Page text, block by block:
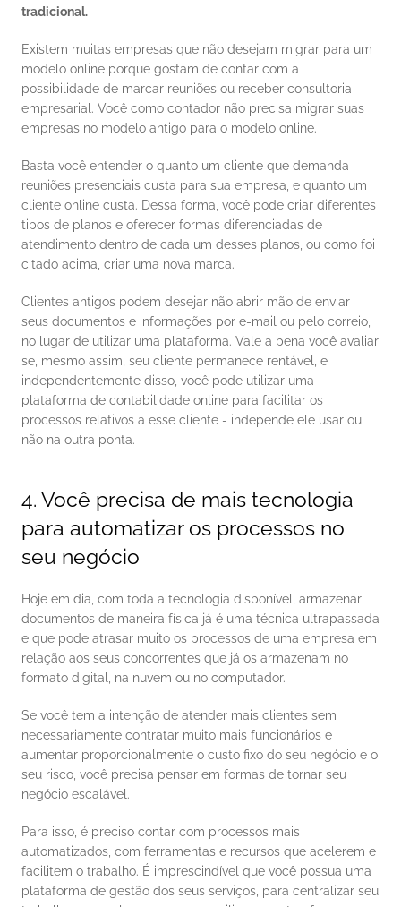
tradicional.
Existem muitas empresas que não desejam migrar para um
modelo online porque gostam de contar com a
possibilidade de marcar reuniões ou receber consultoria
empresarial. Você como contador não precisa migrar suas
empresas no modelo antigo para o modelo online.
Basta você entender o quanto um cliente que demanda
reuniões presenciais custa para sua empresa, e quanto um
cliente online custa. Dessa forma, você pode criar diferentes
tipos de planos e oferecer formas diferenciadas de
atendimento dentro de cada um desses planos, ou como foi
citado acima, criar uma nova marca.
Clientes antigos podem desejar não abrir mão de enviar
seus documentos e informações por e-mail ou pelo correio,
no lugar de utilizar uma plataforma. Vale a pena você avaliar
se, mesmo assim, seu cliente permanece rentável, e
independentemente disso, você pode utilizar uma
plataforma de contabilidade online para facilitar os
processos relativos a esse cliente - independe ele usar ou
não na outra ponta.
4. Você precisa de mais tecnologia
para automatizar os processos no
seu negócio
Hoje em dia, com toda a tecnologia disponível, armazenar
documentos de maneira física já é uma técnica ultrapassada
e que pode atrasar muito os processos de uma empresa em
relação aos seus concorrentes que já os armazenam no
formato digital, na nuvem ou no computador.
Se você tem a intenção de atender mais clientes sem
necessariamente contratar muito mais funcionários e
aumentar proporcionalmente o custo fixo do seu negócio e o
seu risco, você precisa pensar em formas de tornar seu
negócio escalável.
Para isso, é preciso contar com processos mais
automatizados, com ferramentas e recursos que acelerem e
facilitem o trabalho. É imprescindível que você possua uma
plataforma de gestão dos seus serviços, para centralizar seu